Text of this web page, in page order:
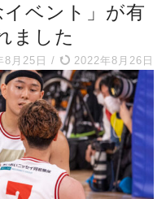
ベント」が有
ました
8月25日 / 2022年8月26日